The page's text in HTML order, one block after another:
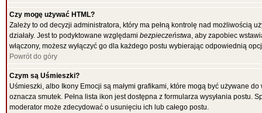
Czy mogę używać HTML?
Zależy to od decyzji administratora, który ma pełną kontrolę nad możliwością
działały. Jest to podyktowane względami bezpieczeństwa, aby zapobiec
włączony, możesz wyłączyć go dla każdego postu wybierając odpowiednią
Powrót do góry
Czym są Uśmieszki?
Uśmieszki, albo Ikony Emocji są małymi grafikami, które mogą być używane
oznacza smutek. Pełna lista ikon jest dostępna z formularza wysyłania
moderator może zdecydować o usunięciu ich lub całego postu.